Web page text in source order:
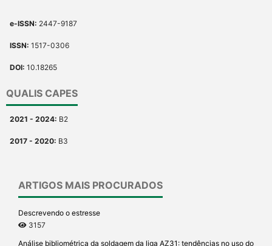
e-ISSN: 2447-9187
ISSN: 1517-0306
DOI: 10.18265
QUALIS CAPES
2021 - 2024: B2
2017 - 2020: B3
ARTIGOS MAIS PROCURADOS
Descrevendo o estresse
3157
Análise bibliométrica da soldagem da liga AZ31: tendências no uso do